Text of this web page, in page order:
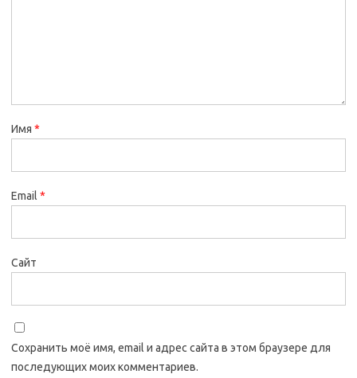
Имя *
Email *
Сайт
Сохранить моё имя, email и адрес сайта в этом браузере для
последующих моих комментариев.